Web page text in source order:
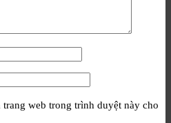
web trong trình duyệt này cho